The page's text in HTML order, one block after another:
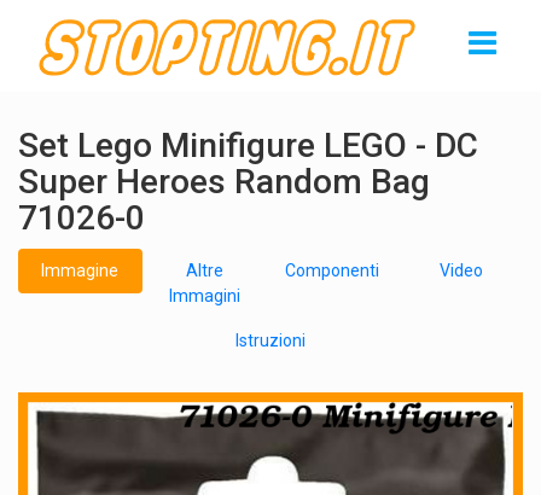
Set Lego Minifigure LEGO - DC
Super Heroes Random Bag
71026-0
Immagine
Altre
Immagini
Componenti Video
Istruzioni